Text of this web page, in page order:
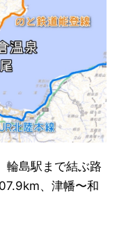
輪島駅まで結ぶ路
、津幡〜和